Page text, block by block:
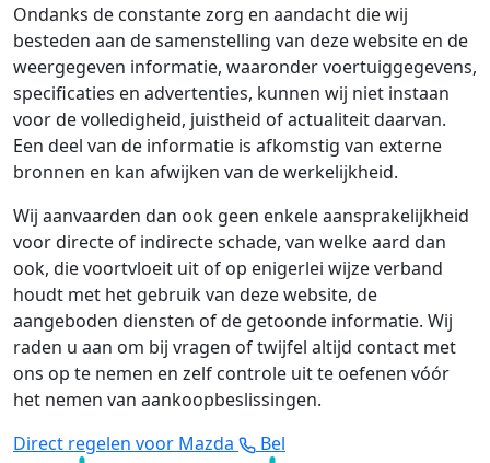
Ondanks de constante zorg en aandacht die wij
besteden aan de samenstelling van deze website en de
weergegeven informatie, waaronder voertuiggegevens,
specificaties en advertenties, kunnen wij niet instaan
voor de volledigheid, juistheid of actualiteit daarvan.
Een deel van de informatie is afkomstig van externe
bronnen en kan afwijken van de werkelijkheid.
Wij aanvaarden dan ook geen enkele aansprakelijkheid
voor directe of indirecte schade, van welke aard dan
ook, die voortvloeit uit of op enigerlei wijze verband
houdt met het gebruik van deze website, de
aangeboden diensten of de getoonde informatie. Wij
raden u aan om bij vragen of twijfel altijd contact met
ons op te nemen en zelf controle uit te oefenen vóór
het nemen van aankoopbeslissingen.
Direct regelen voor Mazda
Bel